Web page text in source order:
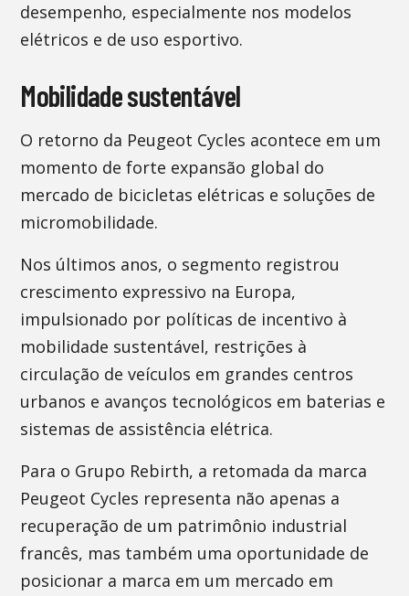
desempenho, especialmente nos modelos
elétricos e de uso esportivo.
Mobilidade sustentável
O retorno da Peugeot Cycles acontece em um
momento de forte expansão global do
mercado de bicicletas elétricas e soluções de
micromobilidade.
Nos últimos anos, o segmento registrou
crescimento expressivo na Europa,
impulsionado por políticas de incentivo à
mobilidade sustentável, restrições à
circulação de veículos em grandes centros
urbanos e avanços tecnológicos em baterias e
sistemas de assistência elétrica.
Para o Grupo Rebirth, a retomada da marca
Peugeot Cycles representa não apenas a
recuperação de um patrimônio industrial
francês, mas também uma oportunidade de
posicionar a marca em um mercado em